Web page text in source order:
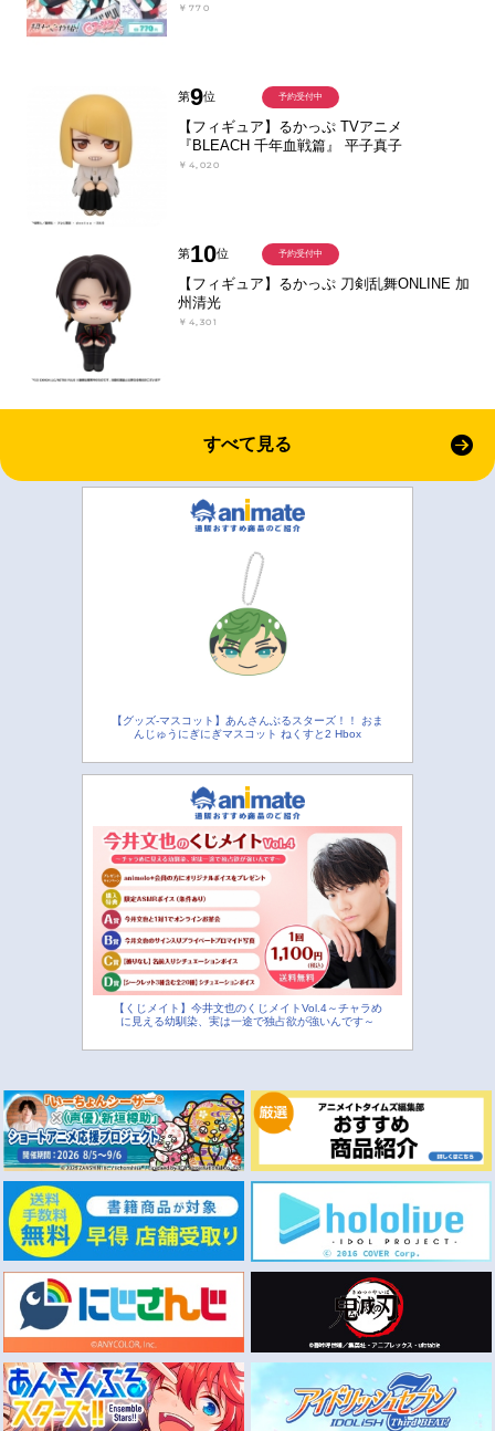
￥770
第9位
【フィギュア】るかっぷ TVアニメ
『BLEACH 千年血戦篇』 平子真子
￥4,020
予約受付中
第10位
【フィギュア】るかっぷ 刀剣乱舞ONLINE 加
州清光
￥4,301
予約受付中
すべて見る
【グッズ-マスコット】あんさんぶるスターズ！！ おま
んじゅうにぎにぎマスコット ねくすと2 Hbox
【くじメイト】今井文也のくじメイトVol.4～チャラめ
に見える幼馴染、実は一途で独占欲が強いんです～